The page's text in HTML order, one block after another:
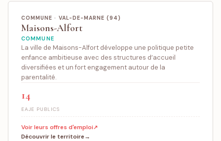
COMMUNE · VAL-DE-MARNE (94)
Maisons-Alfort
COMMUNE
La ville de Maisons-Alfort développe une politique petite
enfance ambitieuse avec des structures d’accueil
diversifiées et un fort engagement autour de la
parentalité.
14
EAJE PUBLICS
Voir leurs offres d'emploi
Découvrir le territoire